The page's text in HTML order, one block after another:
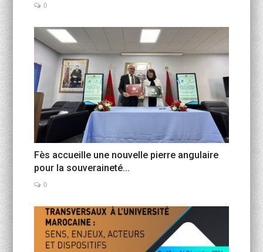
0
Fès accueille une nouvelle pierre angulaire
pour la souveraineté...
0